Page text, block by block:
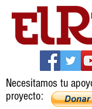
Necesitamos tu
proyecto: